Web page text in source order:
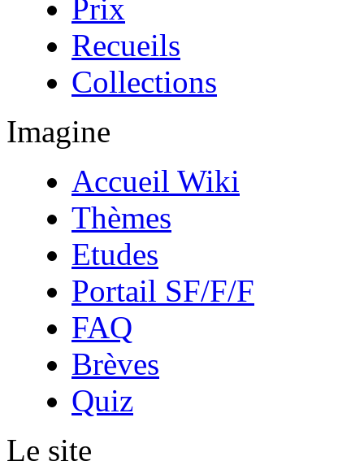
Prix
Recueils
Collections
Imagine
Accueil Wiki
Thèmes
Etudes
Portail SF/F/F
FAQ
Brèves
Quiz
Le site